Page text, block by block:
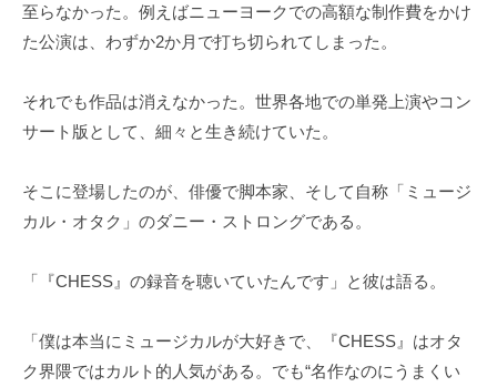
至らなかった。例えばニューヨークでの高額な制作費をかけ
た公演は、わずか2か月で打ち切られてしまった。
それでも作品は消えなかった。世界各地での単発上演やコン
サート版として、細々と生き続けていた。
そこに登場したのが、俳優で脚本家、そして自称「ミュージ
カル・オタク」のダニー・ストロングである。
「『CHESS』の録音を聴いていたんです」と彼は語る。
「僕は本当にミュージカルが大好きで、『CHESS』はオタ
ク界隈ではカルト的人気がある。でも“名作なのにうまくい